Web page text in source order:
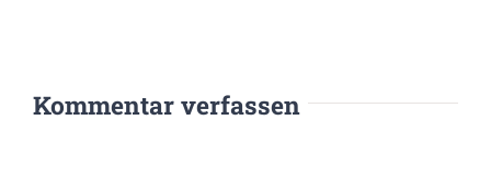
Kommentar verfassen